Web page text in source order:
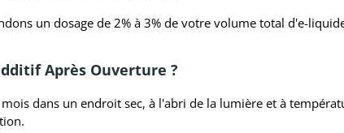
un dosage de 2% à 3% de votre volume total d'e-
Après Ouverture ?
dans un endroit sec, à l'abri de la lumière et à